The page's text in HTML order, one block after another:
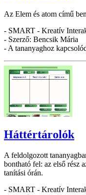
Az Elem és atom című
- SMART - Kreatív
- Szerző: Bencsik Mária
- A tananyaghoz
Háttértárolók
A feldolgozott
bontható fel: az első rész
tanítási órán.
- SMART - Kreatív